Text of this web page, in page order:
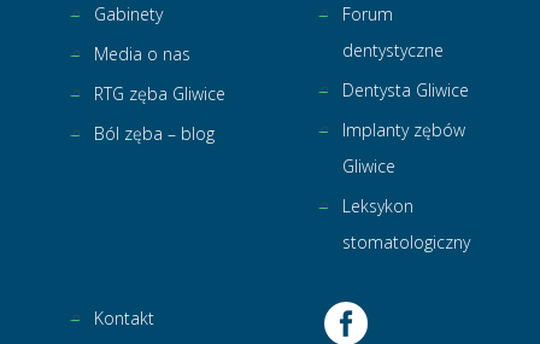
Gabinety
Media o nas
RTG zęba Gliwice
Ból zęba – blog
Forum
dentystyczne
Dentysta Gliwice
Implanty zębów
Gliwice
Leksykon
stomatologiczny
Kontakt